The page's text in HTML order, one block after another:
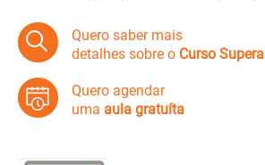
Quero saber mais
detalhes sobre o Curso Supera
Quero agendar
uma aula gratuíta